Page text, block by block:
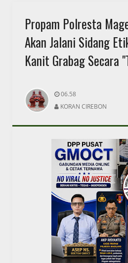
Propam Polresta
Akan Jalani Sidang
Kanit Grabag Secara
06.58
KORAN CIREBON